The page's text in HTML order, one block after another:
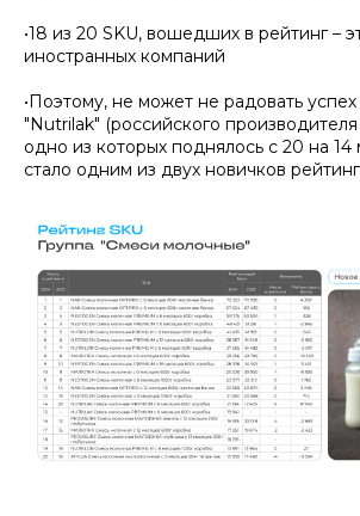
•18 из 20 SKU, вошедших в рейтинг –
иностранных компаний
•Поэтому, не может не радовать
"Nutrilak" (российского
одно из которых поднялось с 20 на 14
стало одним из двух новичков